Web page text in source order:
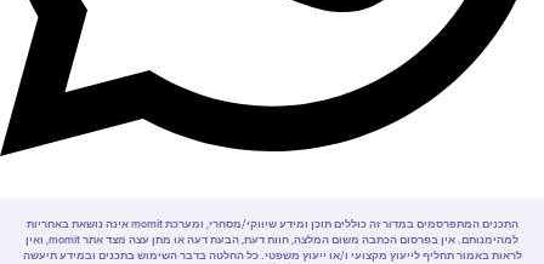
התכנים המתפרסמים במדור זה כוללים תוכן ומידע שיווקי/מסחרי, ומערכת momit אינה נושאת באחריות
למהימנותם. אין בפרסום הכתבה משום המלצה, חוות דעת, הבעת דעה או מתן עצה מצד אתר momit, ואין
לראות באמור תחליף לייעוץ מקצועי ו/או ייעוץ משפטי. כל החלטה בדבר השימוש בתכנים ובמידע תיעשה